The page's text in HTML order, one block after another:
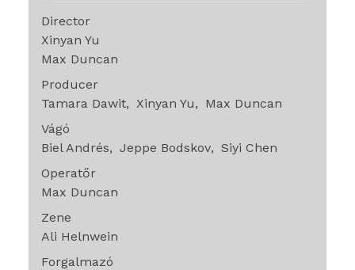
Director
Xinyan Yu
Max Duncan
Producer
Tamara Dawit
Xinyan Yu
Max Duncan
Vágó
Biel Andrés
Jeppe Bodskov
Siyi Chen
Operatőr
Max Duncan
Zene
Ali Helnwein
Forgalmazó